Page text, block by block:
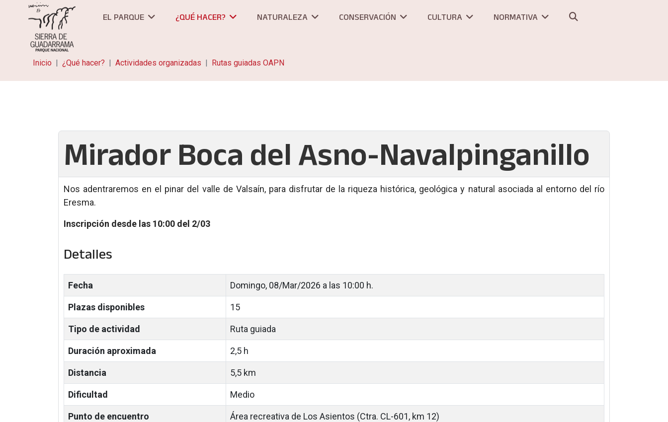
EL PARQUE ¿QUÉ HACER? NATURALEZA CONSERVACIÓN CULTURA NORMATIVA
Inicio ¿Qué hacer? Actividades organizadas Rutas guiadas OAPN
Mirador Boca del Asno-Navalpinganillo
Nos adentraremos en el pinar del valle de Valsaín, para disfrutar de la riqueza histórica, geológica y natural asociada al entorno del río
Eresma.
Inscripción desde las 10:00 del 2/03
Detalles
Fecha Domingo, 08/Mar/2026 a las 10:00 h.
Plazas disponibles 15
Tipo de actividad Ruta guiada
Duración aproximada 2,5 h
Distancia 5,5 km
Dificultad Medio
Punto de encuentro Área recreativa de Los Asientos (Ctra. CL-601, km 12)